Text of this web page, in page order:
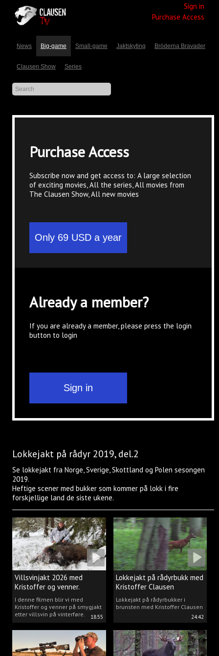
Sign in
Purchase Access
News Big-game Small-game Jaktskyting Bröderna Bravader
Clausen Show Series
Purchase Access
Subscribe now and get access to: A large selection
of exciting movies, All the series, All movies from
The Clausen Show, All new movies
Already a member?
If you are already a member, please press the login
button to login
Lokkejakt på rådyr 2019, del.2
Se lokkejakt fra Norge, Sverige, Skottland og Polen sesongen
2019.
Heftige scener med bukker som kommer på lokk i fire
forskjellige land de siste ukene.
18:55
Villsvinjakt 2026 med
Kristoffer og venner.
I denne filmen blir vi med
Kristoffer og venner på smygjakt
etter villsvin på vinterføre.
24:42
Lokkejakt på rådyrbukk med
Kristoffer Clausen
Lokkejakt på rådyrbukker i
brunsten med Kristoffer Clausen